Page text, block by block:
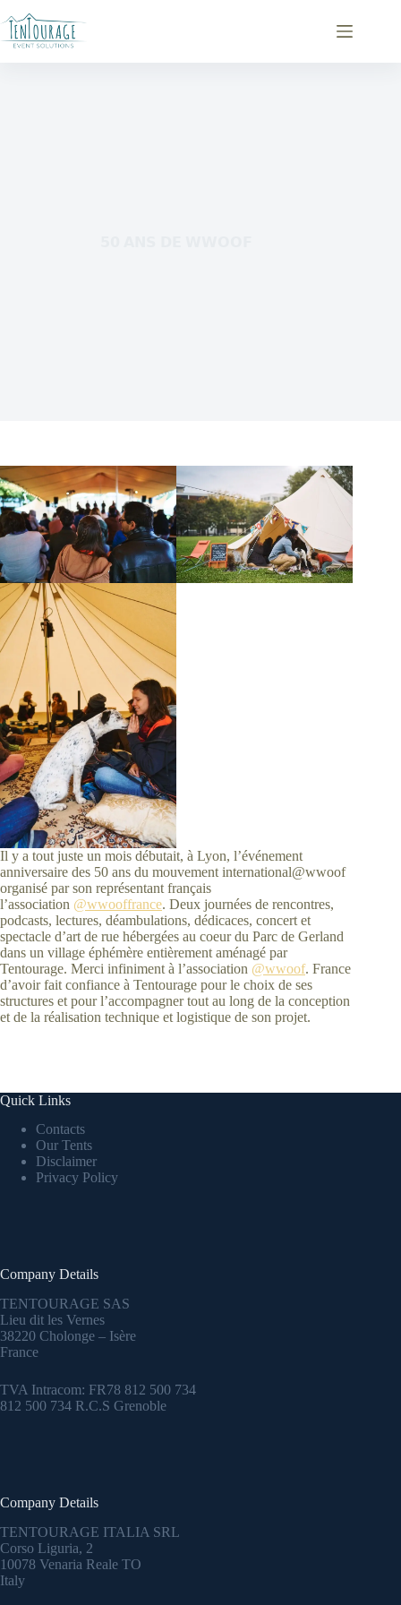
Il y a tout juste un mois débutait, à Lyon, l’événement
anniversaire des 50 ans du mouvement international@wwoof
organisé par son représentant français
l’association @wwooffrance. Deux journées de rencontres,
podcasts, lectures, déambulations, dédicaces, concert et
spectacle d’art de rue hébergées au coeur du Parc de Gerland
dans un village éphémère entièrement aménagé par
Tentourage. Merci infiniment à l’association @wwoof. France
d’avoir fait confiance à Tentourage pour le choix de ses
structures et pour l’accompagner tout au long de la conception
et de la réalisation technique et logistique de son projet.
Quick Links
Contacts
Our Tents
Disclaimer
Privacy Policy
Company Details
TENTOURAGE SAS
Lieu dit les Vernes
38220 Cholonge – Isère
France
TVA Intracom: FR78 812 500 734
812 500 734 R.C.S Grenoble
Company Details
TENTOURAGE ITALIA SRL
Corso Liguria, 2
10078 Venaria Reale TO
Italy